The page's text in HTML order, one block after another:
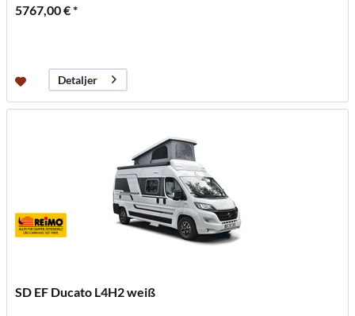
5767,00 € *
Detaljer
SD EF Ducato L4H2 weiß